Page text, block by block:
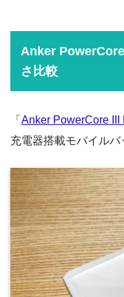
Anker
さ比較
「 Anker PowerCore III
充電器搭載モバイルバ